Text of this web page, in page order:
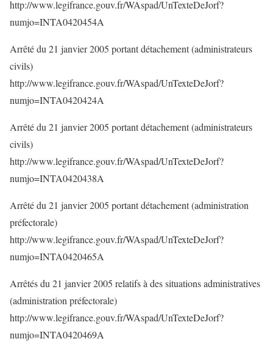
http://www.legifrance.gouv.fr/WAspad/UnTexteDeJorf?
numjo=INTA0420454A
Arrêté du 21 janvier 2005 portant détachement (administrateurs
civils)
http://www.legifrance.gouv.fr/WAspad/UnTexteDeJorf?
numjo=INTA0420424A
Arrêté du 21 janvier 2005 portant détachement (administrateurs
civils)
http://www.legifrance.gouv.fr/WAspad/UnTexteDeJorf?
numjo=INTA0420438A
Arrêté du 21 janvier 2005 portant détachement (administration
préfectorale)
http://www.legifrance.gouv.fr/WAspad/UnTexteDeJorf?
numjo=INTA0420465A
Arrêtés du 21 janvier 2005 relatifs à des situations administratives
(administration préfectorale)
http://www.legifrance.gouv.fr/WAspad/UnTexteDeJorf?
numjo=INTA0420469A